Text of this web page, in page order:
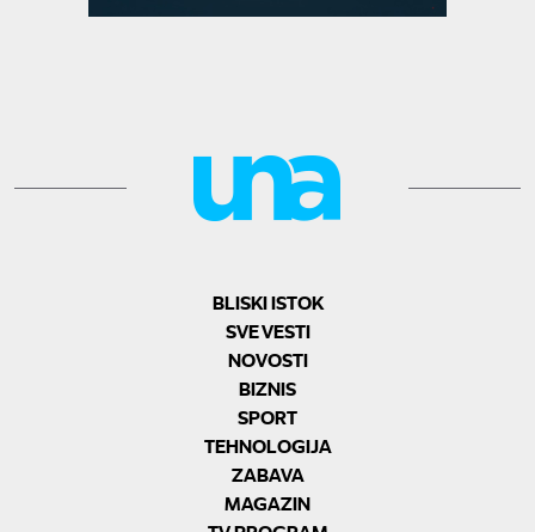
BLISKI ISTOK
SVE VESTI
NOVOSTI
BIZNIS
SPORT
TEHNOLOGIJA
ZABAVA
MAGAZIN